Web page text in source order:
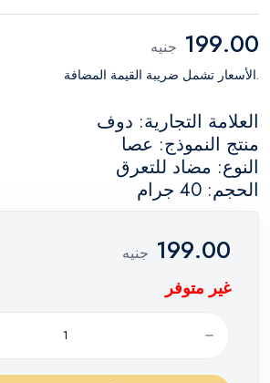
199.00 جنيه
.الأسعار تشمل ضريبة القيمة المضافة
العلامة التجارية: دوف
منتج النموذج: عصا
النوع: مضاد للتعرق
الحجم: 40 جرام
199.00 جنيه
غير متوفر